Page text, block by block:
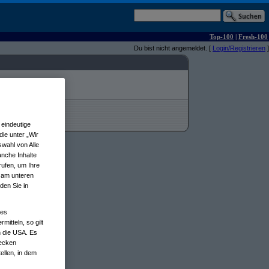
Top-100 | Fresh-100
Du bist nicht angemeldet. [ Login/Registrieren ]
unter „Wir
von Alle
Inhalte
um Ihre
unteren
Sie in
so gilt
die USA. Es
in dem